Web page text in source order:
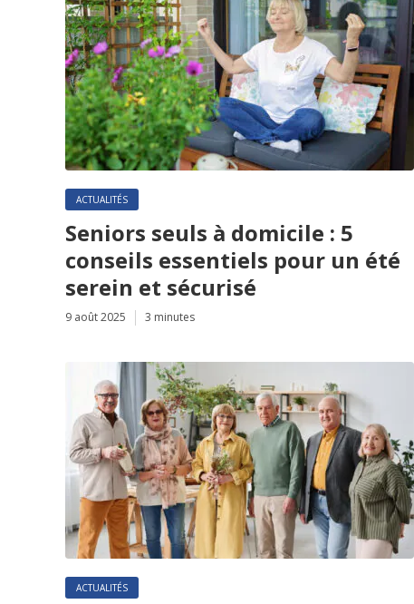
ACTUALITÉS
Seniors seuls à domicile : 5
conseils essentiels pour un été
serein et sécurisé
9 août 2025 3 minutes
ACTUALITÉS